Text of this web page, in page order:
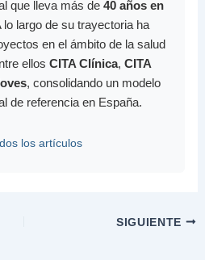
que lleva más de 40 años en
lo largo de su trayectoria ha
en el ámbito de la salud
ellos CITA Clínica, CITA
, consolidando un modelo
de referencia en España.
los artículos
SIGUIENTE